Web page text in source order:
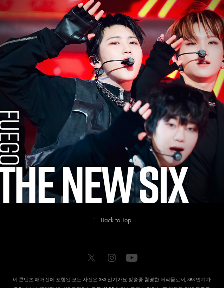
2024
THE NEW SIX
↑ Back to Top
이 콘텐츠 매거진에 포함된 모든 사진은 SBS 인기가요 방송중 촬영한 저작물로서, SBS 인기가